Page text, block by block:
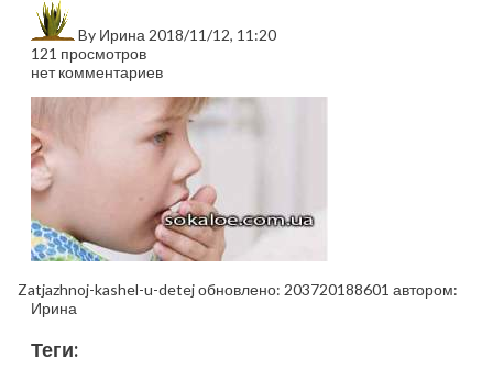
By Ирина 2018/11/12, 11:20
121 просмотров
нет комментариев
Zatjazhnoj-kashel-u-detejобновлено: 203720188601 автором:
Ирина
Теги: